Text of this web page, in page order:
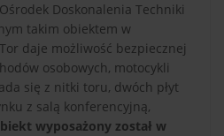
Doskonalenia Techniki
takim obiektem w
daje możliwość bezpiecznej
osobowych, motocykli
się z nitki toru, dwóch płyt
z salą konferencyjną,
wyposażony został w